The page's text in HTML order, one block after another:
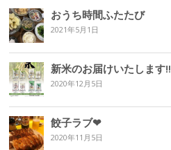
おうち時間ふたたび
2021年5月1日
新米のお届けいたします‼︎
2020年12月5日
餃子ラブ❤︎
2020年11月5日